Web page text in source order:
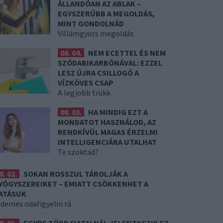
ÁLLANDÓAN AZ ABLAK –
EGYSZERŰBB A MEGOLDÁS,
MINT GONDOLNÁD
Villámgyors megoldás
08. 04.
NEM ECETTEL ÉS NEM
SZÓDABIKARBÓNÁVAL: EZZEL
LESZ ÚJRA CSILLOGÓ A
VÍZKÖVES CSAP
A legjobb trükk
08. 03.
HA MINDIG EZT A
MONDATOT HASZNÁLOD, AZ
RENDKÍVÜL MAGAS ÉRZELMI
INTELLIGENCIÁRA UTALHAT
Te szoktad?
02.
SOKAN ROSSZUL TÁROLJÁK A
– EMIATT CSÖKKENHET A
odafigyelni rá